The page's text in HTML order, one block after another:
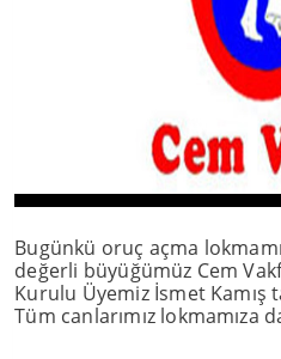
Bugünkü oruç açma
değerli büyüğümüz Cem
Kurulu Üyemiz İsmet Kamış
Tüm canlarımız lokmamıza